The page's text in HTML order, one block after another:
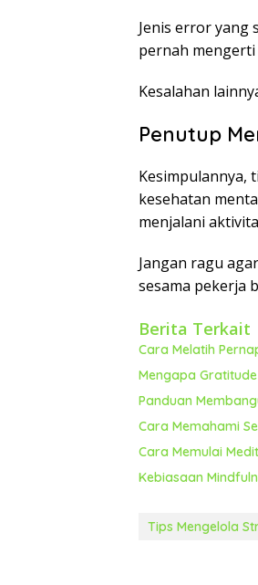
Jenis error yang
pernah
Kesalahan
Penutup
Kesimpulannya,
kesehatan
menjalani
Jangan ragu
sesama pekerja
Berita Terkait
Cara Melatih
Mengapa
Panduan
Cara Memahami
Cara Memulai
Kebiasaan
Tips Mengelola